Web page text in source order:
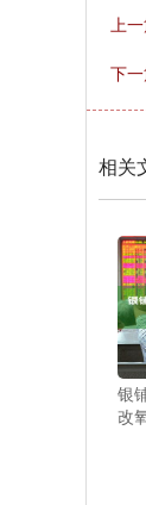
上一
下一
相关
银
改